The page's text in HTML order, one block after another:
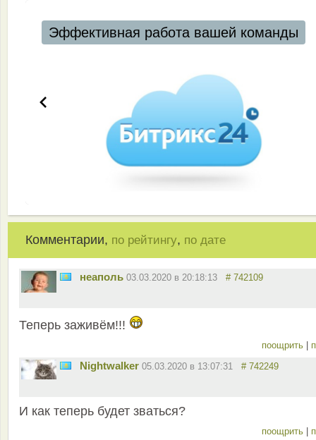
Эффективная работа вашей команды
Комментарии, по рейтингу, по дате
неаполь 03.03.2020 в 20:18:13 # 742109
Теперь заживём!!!
поощрить
Nightwalker 05.03.2020 в 13:07:31 # 742249
И как теперь будет зваться?
поощрить